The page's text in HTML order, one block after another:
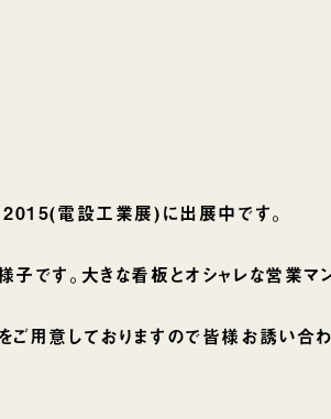
電設工業展)に出展中です。
です。大きな看板とオシャレな営業マ
ご用意しておりますので皆様お誘い合わ